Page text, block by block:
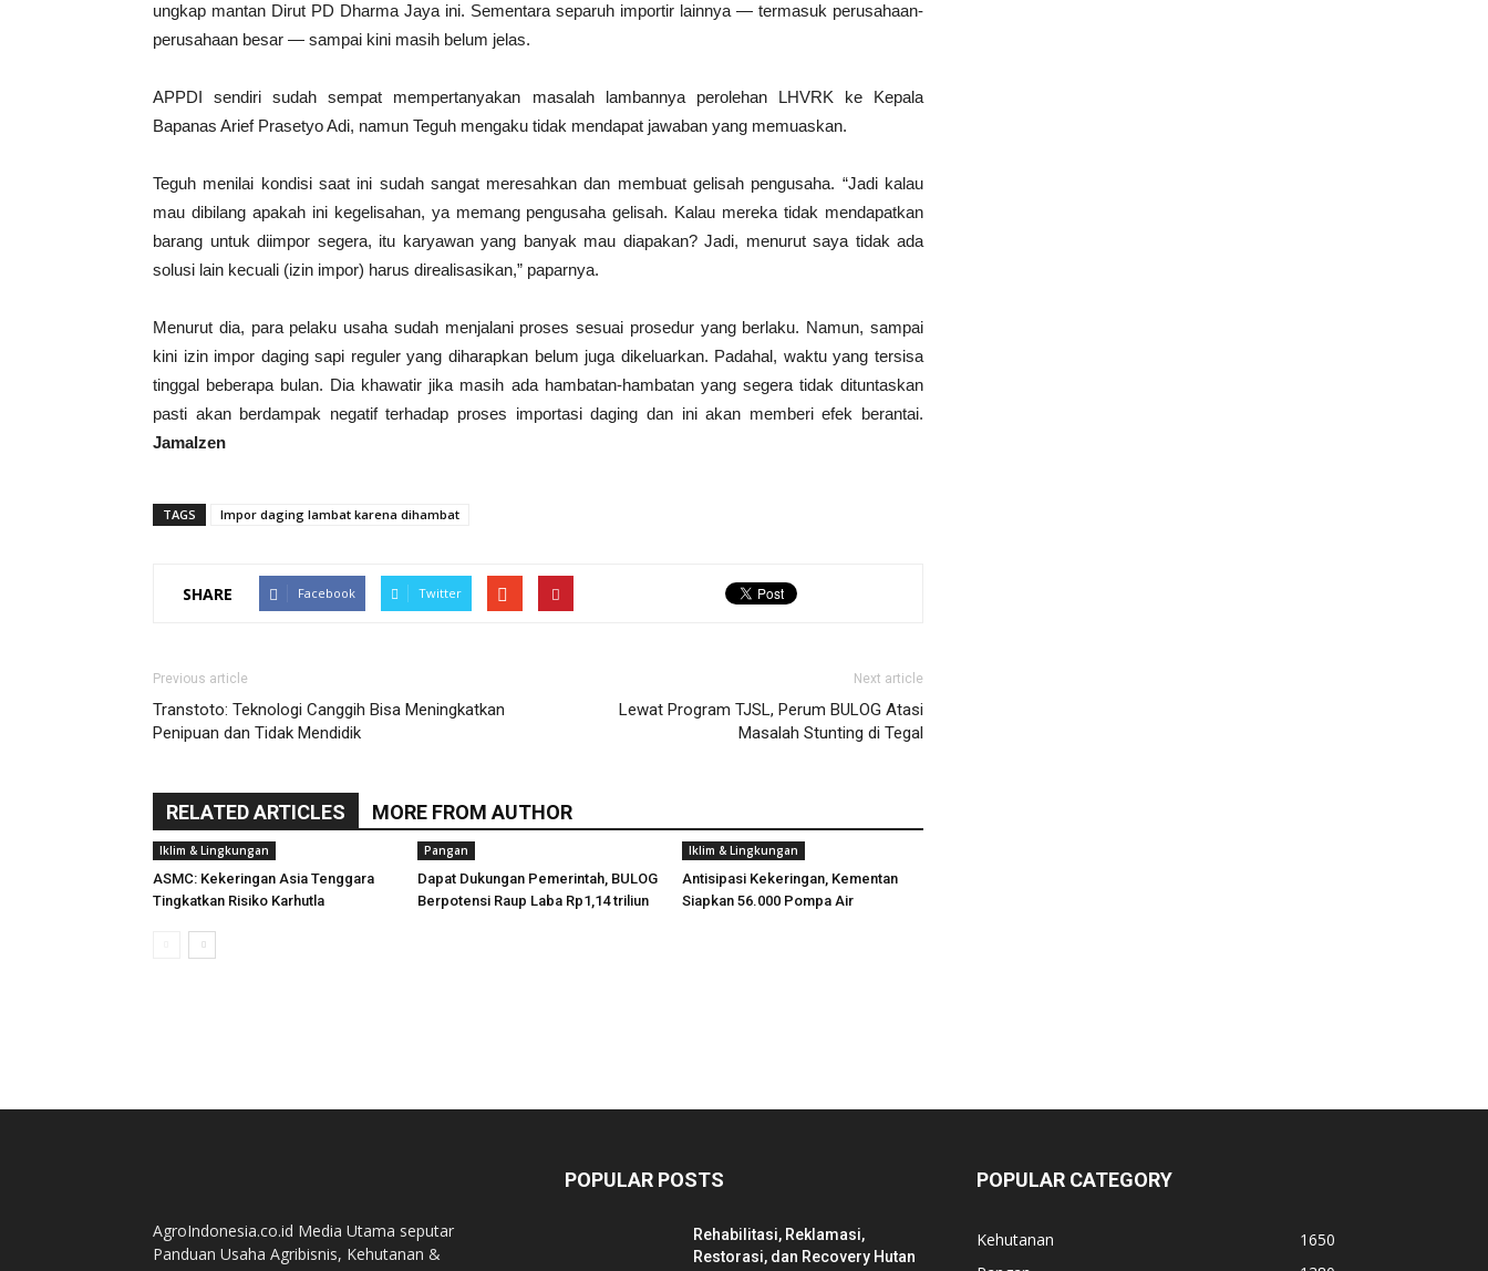
ungkap mantan Dirut PD Dharma Jaya ini. Sementara separuh importir lainnya — termasuk perusahaan-
perusahaan besar — sampai kini masih belum jelas.
APPDI sendiri sudah sempat mempertanyakan masalah lambannya perolehan LHVRK ke Kepala
Bapanas Arief Prasetyo Adi, namun Teguh mengaku tidak mendapat jawaban yang memuaskan.
Teguh menilai kondisi saat ini sudah sangat meresahkan dan membuat gelisah pengusaha. “Jadi kalau
mau dibilang apakah ini kegelisahan, ya memang pengusaha gelisah. Kalau mereka tidak mendapatkan
barang untuk diimpor segera, itu karyawan yang banyak mau diapakan? Jadi, menurut saya tidak ada
solusi lain kecuali (izin impor) harus direalisasikan,” paparnya.
Menurut dia, para pelaku usaha sudah menjalani proses sesuai prosedur yang berlaku. Namun, sampai
kini izin impor daging sapi reguler yang diharapkan belum juga dikeluarkan. Padahal, waktu yang tersisa
tinggal beberapa bulan. Dia khawatir jika masih ada hambatan-hambatan yang segera tidak dituntaskan
pasti akan berdampak negatif terhadap proses importasi daging dan ini akan memberi efek berantai.
Jamalzen
TAGS Impor daging lambat karena dihambat
SHARE Facebook Twitter
Previous article
Transtoto: Teknologi Canggih Bisa Meningkatkan
Penipuan dan Tidak Mendidik
Next article
Lewat Program TJSL, Perum BULOG Atasi
Masalah Stunting di Tegal
RELATED ARTICLES MORE FROM AUTHOR
Iklim & Lingkungan
ASMC: Kekeringan Asia Tenggara
Tingkatkan Risiko Karhutla
Pangan
Dapat Dukungan Pemerintah, BULOG
Berpotensi Raup Laba Rp1,14 triliun
Iklim & Lingkungan
Antisipasi Kekeringan, Kementan
Siapkan 56.000 Pompa Air
AgroIndonesia.co.id Media Utama seputar
Panduan Usaha Agribisnis, Kehutanan &
POPULAR POSTS
Rehabilitasi, Reklamasi,
Restorasi, dan Recovery Hutan
POPULAR CATEGORY
Kehutanan
1650